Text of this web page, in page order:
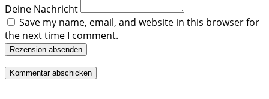
Deine Nachricht
Save my name, email, and website in this browser for
the next time I comment.
Rezension absenden